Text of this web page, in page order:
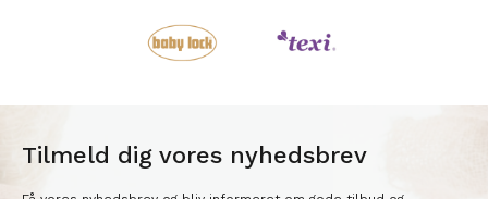
Tilmeld dig vores nyhedsbrev